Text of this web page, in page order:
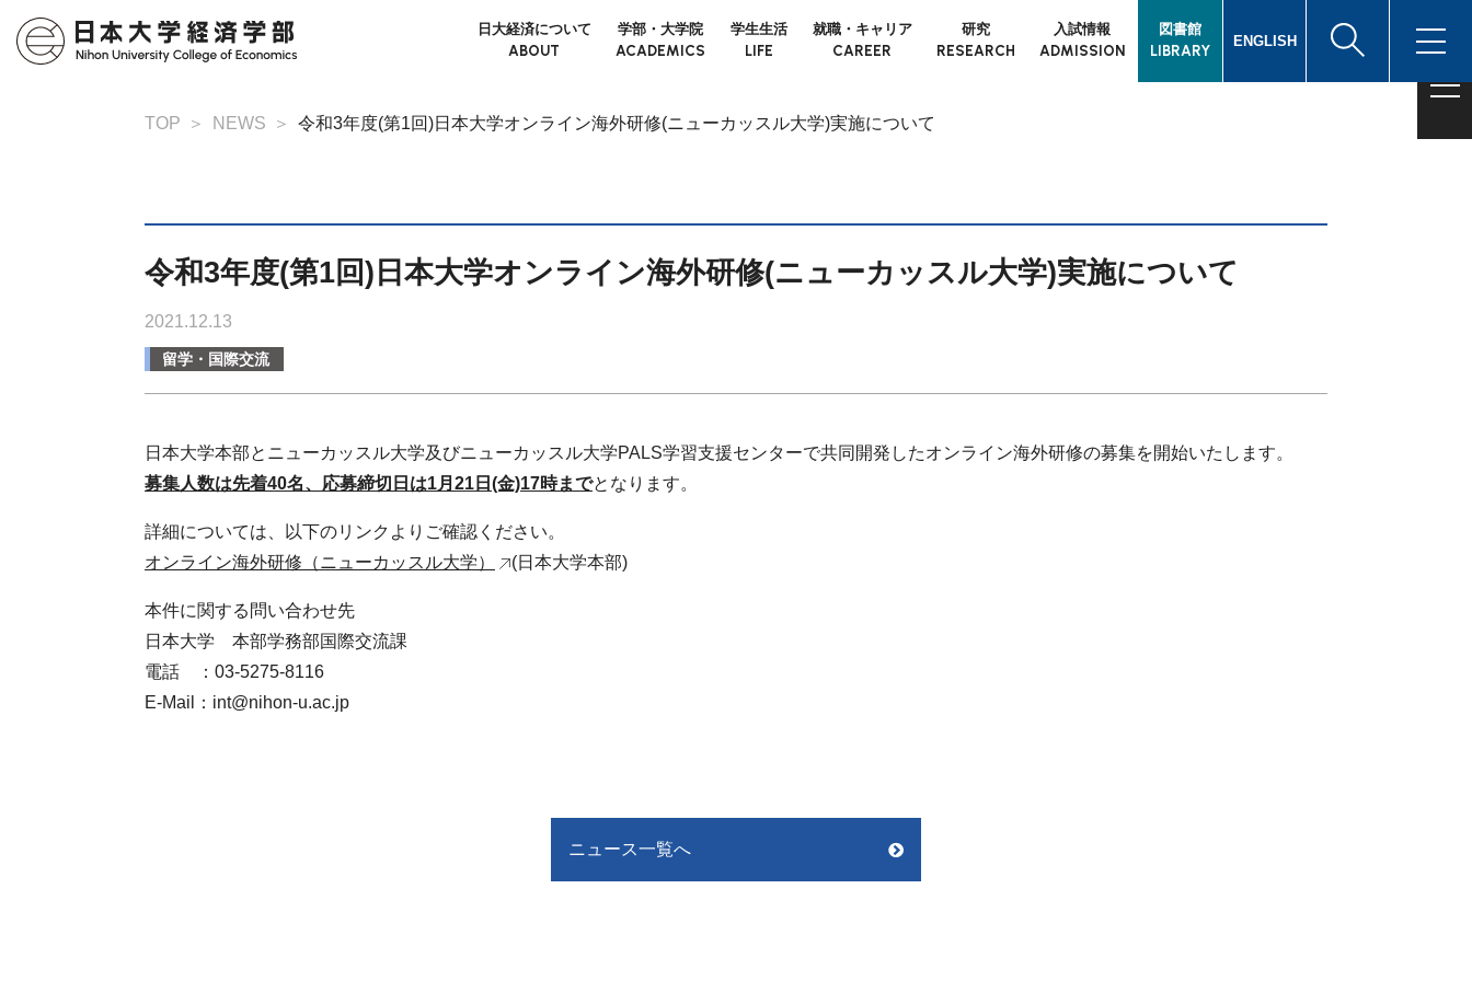
日大経済について
ABOUT
学部・大学院
ACADEMICS
学生生活
LIFE
就職・キャリア
CAREER
研究
RESEARCH
入試情報
ADMISSION
図書館
LIBRARY
ENGLISH
TOP NEWS 令和3年度(第1回)日本大学オンライン海外研修(ニューカッスル大学)実施について
令和3年度(第1回)日本大学オンライン海外研修(ニューカッスル大学)実施について
2021.12.13
留学・国際交流
日本大学本部とニューカッスル大学及びニューカッスル大学PALS学習支援センターで共同開発したオンライン海外研修の募集を開始いたします。
募集人数は先着40名、応募締切日は1月21日(金)17時までとなります。
詳細については、以下のリンクよりご確認ください。
オンライン海外研修（ニューカッスル大学）
(日本大学本部)
本件に関する問い合わせ先
日本大学 本部学務部国際交流課
電話 ：03-5275-8116
E-Mail：int@nihon-u.ac.jp
ニュース一覧へ